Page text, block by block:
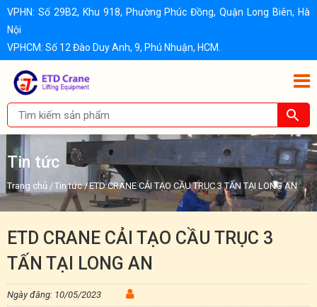
VPHN: Số 29B2, Khu 918, Phường Phúc Đồng, Quận Long Biên, Hà
Nội
VPHCM: Số 12 Đào Duy Anh, 9, Phú Nhuận, HCM.
Tin tức
Trang chủ /Tin tức/ETD CRANE CẢI TẠO CẦU TRỤC 3 TẤN TẠI LONG AN
ETD CRANE CẢI TẠO CẦU TRỤC 3
TẤN TẠI LONG AN
Ngày đăng: 10/05/2023